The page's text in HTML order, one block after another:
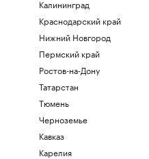
Калининград
Краснодарский край
Нижний Новгород
Пермский край
Ростов-на-Дону
Татарстан
Тюмень
Черноземье
Кавказ
Карелия